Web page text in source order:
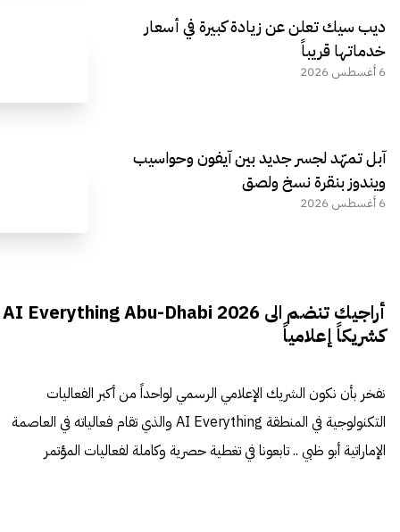
ديب سيك تعلن عن زيادة كبيرة في أسعار
خدماتها قريباً
6 أغسطس 2026
آبل تمهّد لجسر جديد بين آيفون وحواسيب
ويندوز بنقرة نسخ ولصق
6 أغسطس 2026
أراجيك تنضم الى AI Everything Abu-Dhabi 2026
كشريكاً إعلامياً
نفخر بأن نكون الشريك الإعلامي الرسمي لواحداً من أكبر الفعاليات
التكنولوجية في المنطقة AI Everything والذي تقام فعالياته في العاصمة
الإماراتية أبو ظبي .. تابعونا في تغطية حصرية وكاملة لفعاليات المؤتمر